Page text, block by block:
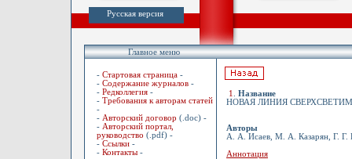
Русская версия
Главное меню
- Стартовая страница -
- Содержание журналов -
- Редколлегия -
- Требования к авторам статей
-
- Авторский договор (.doc) -
- Авторский портал,
руководство (.pdf) -
- Ссылки -
- Контакты -
1
Название
НОВАЯ ЛИНИЯ
Авторы
А. А. Исаев, М. А. Казарян, Г. Г.
Аннотация